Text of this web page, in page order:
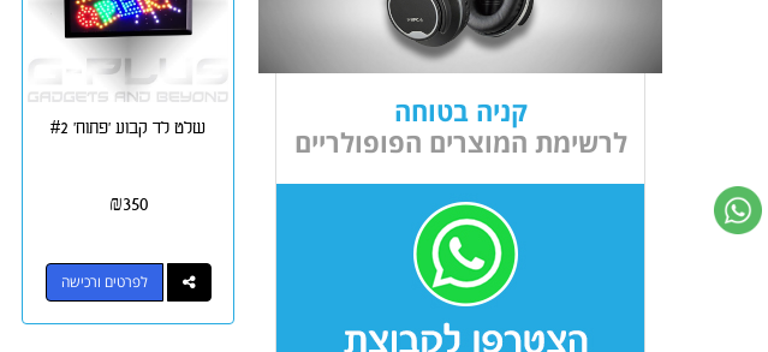
שלט לד קבוע 'פתוח' #2
₪350
לפרטים ורכישה
קניה בטוחה
לרשימת המוצרים הפופולריים